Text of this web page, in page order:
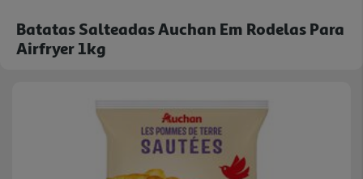
Batatas Salteadas Auchan Em Rodelas Para
Airfryer 1kg